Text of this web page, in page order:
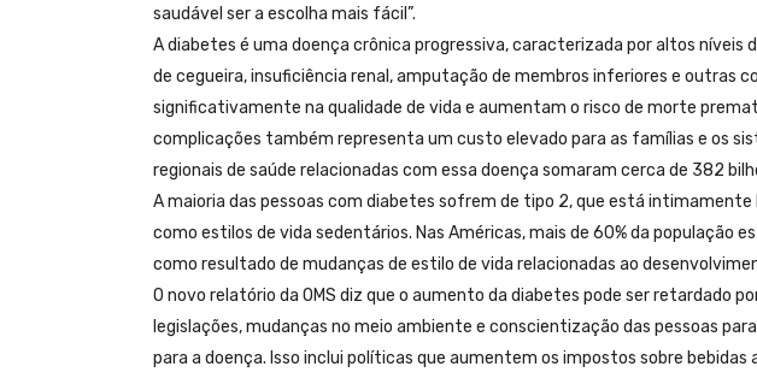
saudável ser a escolha mais fácil”.
A diabetes é uma doença crônica progressiva, caracterizada por altos níveis
de cegueira, insuficiência renal, amputação de membros inferiores e outras
significativamente na qualidade de vida e aumentam o risco de morte
complicações também representa um custo elevado para as famílias e os
regionais de saúde relacionadas com essa doença somaram cerca de 382
A maioria das pessoas com diabetes sofrem de tipo 2, que está intimamente
como estilos de vida sedentários. Nas Américas, mais de 60% da população
como resultado de mudanças de estilo de vida relacionadas ao
O novo relatório da OMS diz que o aumento da diabetes pode ser retardado
legislações, mudanças no meio ambiente e conscientização das pessoas
para a doença. Isso inclui políticas que aumentem os impostos sobre